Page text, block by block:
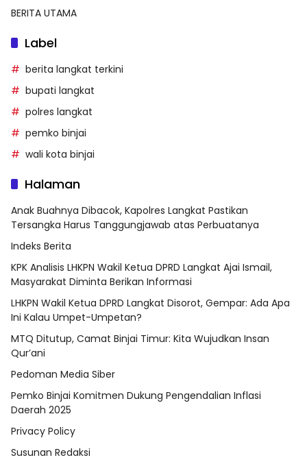
BERITA UTAMA
Label
berita langkat terkini
bupati langkat
polres langkat
pemko binjai
wali kota binjai
Halaman
Anak Buahnya Dibacok, Kapolres Langkat Pastikan
Tersangka Harus Tanggungjawab atas Perbuatanya
Indeks Berita
KPK Analisis LHKPN Wakil Ketua DPRD Langkat Ajai Ismail,
Masyarakat Diminta Berikan Informasi
LHKPN Wakil Ketua DPRD Langkat Disorot, Gempar: Ada Apa
Ini Kalau Umpet-Umpetan?
MTQ Ditutup, Camat Binjai Timur: Kita Wujudkan Insan
Qur’ani
Pedoman Media Siber
Pemko Binjai Komitmen Dukung Pengendalian Inflasi
Daerah 2025
Privacy Policy
Susunan Redaksi